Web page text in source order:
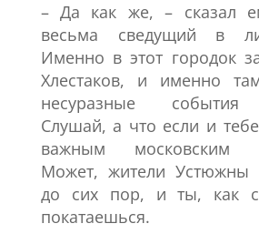
– Да как же, – сказал
весьма сведущий в
Именно в этот городок
Хлестаков, и именно
несуразные события
Слушай, а что если и
важным московским
Может, жители Устюжны
до сих пор, и ты, как
покатаешься.